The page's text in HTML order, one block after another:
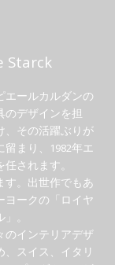
Starck
エールカルダンの
のデザインを担
、その活躍ぶりが
まり、1982年エ
されます。
す。出世作でもあ
ヨークの「ロイヤ
。
のインテリアデザ
スイス、イタリ